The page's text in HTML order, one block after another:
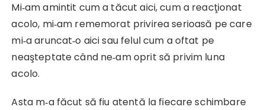
Mi‑am amintit cum a tăcut aici, cum a reacţionat
acolo, mi‑am rememorat privirea serioasă pe care
mi‑a aruncat‑o aici sau felul cum a oftat pe
neaşteptate când ne‑am oprit să privim luna
acolo.
Asta m‑a făcut să fiu atentă la fiecare schimbare